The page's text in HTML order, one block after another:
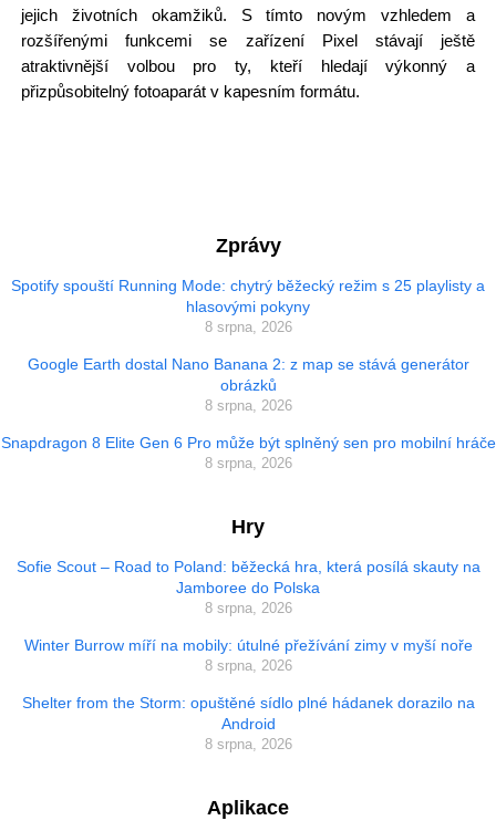
jejich životních okamžiků. S tímto novým vzhledem a
rozšířenými funkcemi se zařízení Pixel stávají ještě
atraktivnější volbou pro ty, kteří hledají výkonný a
přizpůsobitelný fotoaparát v kapesním formátu.
Zprávy
Spotify spouští Running Mode: chytrý běžecký režim s 25 playlisty a
hlasovými pokyny
8 srpna, 2026
Google Earth dostal Nano Banana 2: z map se stává generátor
obrázků
8 srpna, 2026
Snapdragon 8 Elite Gen 6 Pro může být splněný sen pro mobilní hráče
8 srpna, 2026
Hry
Sofie Scout – Road to Poland: běžecká hra, která posílá skauty na
Jamboree do Polska
8 srpna, 2026
Winter Burrow míří na mobily: útulné přežívání zimy v myší noře
8 srpna, 2026
Shelter from the Storm: opuštěné sídlo plné hádanek dorazilo na
Android
8 srpna, 2026
Aplikace